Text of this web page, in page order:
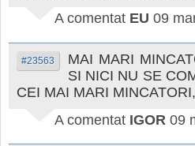
A comentat EU 09
#23563
MAI MARI
SI NICI NU SE
CEI MAI MARI
A comentat IGOR 09